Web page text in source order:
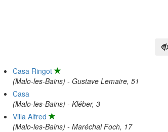
Casa Ringot
(Malo-les-Bains) - Gustave Lemaire, 51
Casa
(Malo-les-Bains) - Kléber, 3
Villa Alfred
(Malo-les-Bains) - Maréchal Foch, 17